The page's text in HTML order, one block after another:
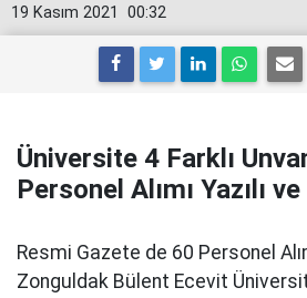
00:32
19 Kasım 2021
Üniversite 4 Farklı
Personel Alımı Yazılı
Resmi Gazete de 60 Personel
Zonguldak Bülent Ecevit